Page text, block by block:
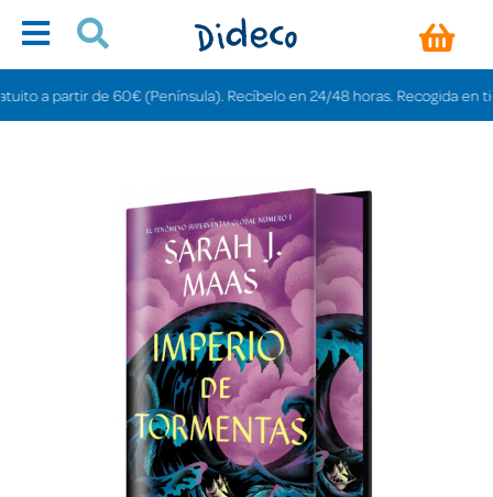
a partir de 60€ (Península). Recíbelo en 24/48 horas. Recogida en